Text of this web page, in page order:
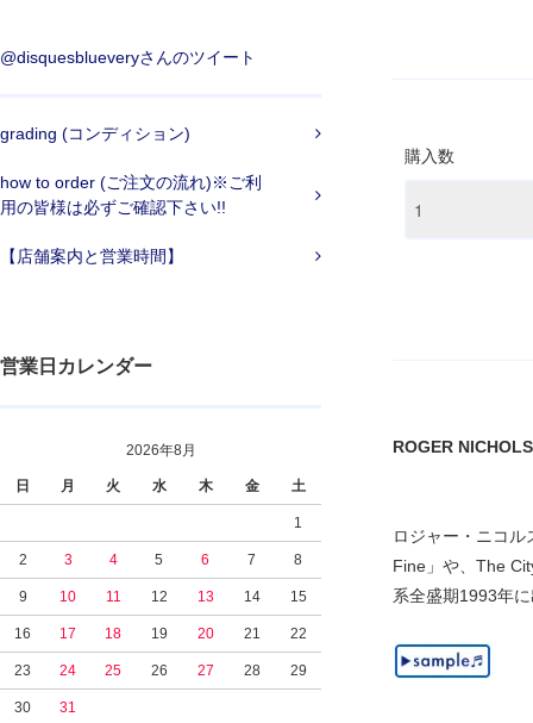
@disquesblueveryさんのツイート
grading (コンディション)
how to order (ご注文の流れ)※ご利
用の皆様は必ずご確認下さい!!
【店舗案内と営業時間】
営業日カレンダー
2026年8月
日 月 火 水 木 金 土
1
2 3 4 5 6 7 8
9 10 11 12 13 14 15
16 17 18 19 20 21 22
23 24 25 26 27 28 29
30 31
購入数
ROGER
ロジャー・ニコ
Fine」や、The
系全盛期1993年